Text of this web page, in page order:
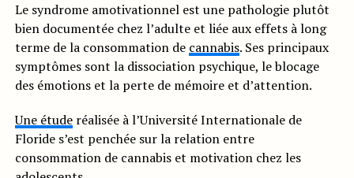
Le syndrome amotivationnel est une pathologie plutôt
bien documentée chez l’adulte et liée aux effets à long
terme de la consommation de cannabis. Ses principaux
symptômes sont la dissociation psychique, le blocage
des émotions et la perte de mémoire et d’attention.
Une étuderéalisée à l’Université Internationale de
Floride s’est penchée sur la relation entre
consommation de cannabis et motivation chez les